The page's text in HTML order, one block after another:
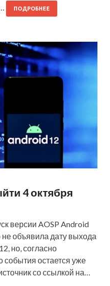
ПОДРОБНЕЕ
4 октября
версии AOSP Android
объявила дату выхода
но, согласно
события остается уже
со ссылкой на…